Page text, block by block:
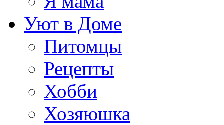
Уют в Доме
Питомцы
Рецепты
Хобби
Хозяюшка